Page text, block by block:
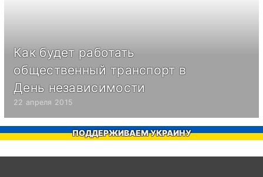
Как будет работать
общественный транспорт в
День независимости
22 апреля 2015
ПОДДЕРЖИВАЕМ УКРАИНУ